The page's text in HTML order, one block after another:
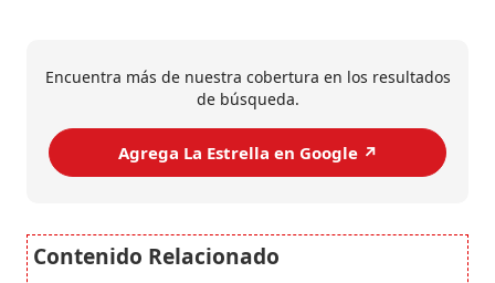
Encuentra más de nuestra cobertura en los resultados
de búsqueda.
Agrega La Estrella en Google ↗️